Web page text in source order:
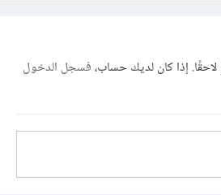
إذا كان لديك حساب،فسجل الدخول